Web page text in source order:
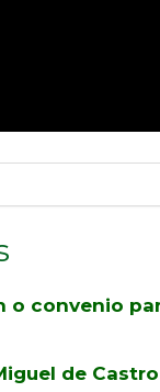
o convenio
de